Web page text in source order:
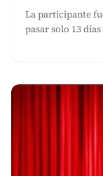
La participante
pasar solo 13